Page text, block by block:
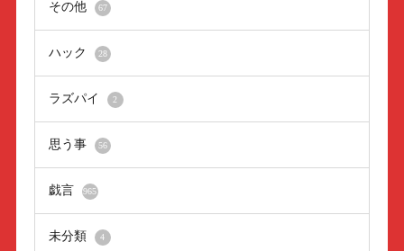
その他 67
ハック 28
ラズパイ 2
思う事 56
戯言 965
未分類 4